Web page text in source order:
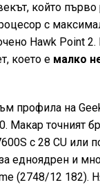
който първо
с
Hawk Point
което е малко
профила на
Макар точният
с 28 CU или
едноядрен и
(2748/12 182).